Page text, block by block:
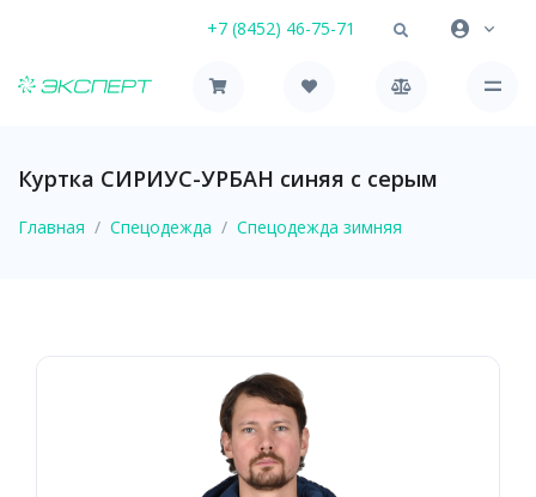
+7 (8452) 46-75-71
Куртка СИРИУС-УРБАН синяя с серым
Главная Спецодежда Спецодежда зимняя